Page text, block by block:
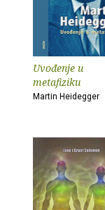
Uvođenje u
metafiziku
Martin Heidegger